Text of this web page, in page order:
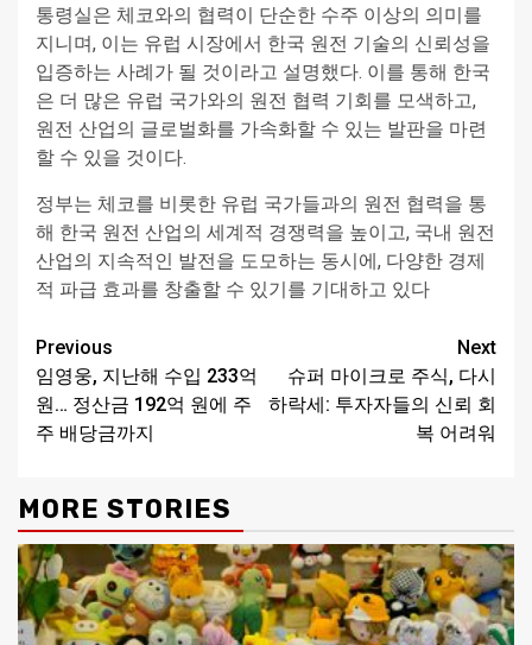
통령실은 체코와의 협력이 단순한 수주 이상의 의미를
지니며, 이는 유럽 시장에서 한국 원전 기술의 신뢰성을
입증하는 사례가 될 것이라고 설명했다. 이를 통해 한국
은 더 많은 유럽 국가와의 원전 협력 기회를 모색하고,
원전 산업의 글로벌화를 가속화할 수 있는 발판을 마련
할 수 있을 것이다.
정부는 체코를 비롯한 유럽 국가들과의 원전 협력을 통
해 한국 원전 산업의 세계적 경쟁력을 높이고, 국내 원전
산업의 지속적인 발전을 도모하는 동시에, 다양한 경제
적 파급 효과를 창출할 수 있기를 기대하고 있다
Continue
Reading
Previous
임영웅, 지난해 수입 233억
원… 정산금 192억 원에 주
주 배당금까지
Next
슈퍼 마이크로 주식, 다시
하락세: 투자자들의 신뢰 회
복 어려워
MORE STORIES